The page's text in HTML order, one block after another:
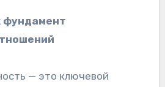
фундамент
— это ключевой